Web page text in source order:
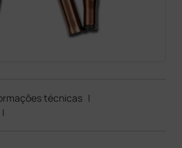
técnicas |
|